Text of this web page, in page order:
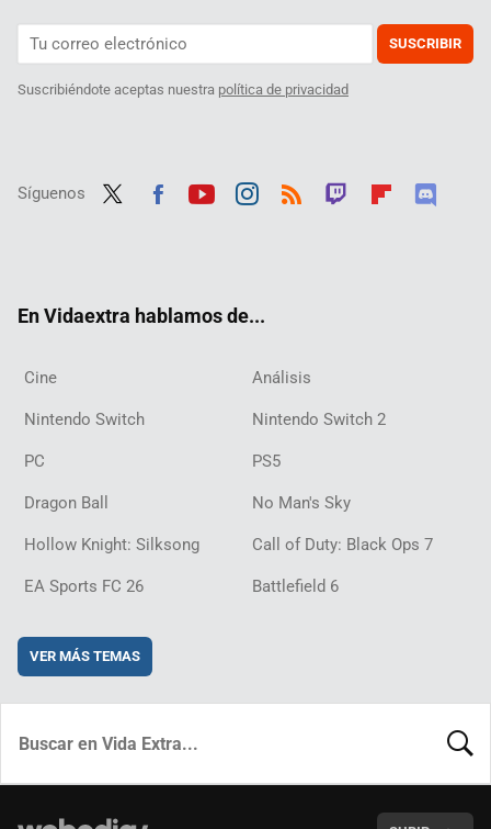
SUSCRIBIR
Suscribiéndote aceptas nuestra política de privacidad
Síguenos
En Vidaextra hablamos de...
Cine Análisis
Nintendo Switch Nintendo Switch 2
PC PS5
Dragon Ball No Man's Sky
Hollow Knight: Silksong Call of Duty: Black Ops 7
EA Sports FC 26 Battlefield 6
VER MÁS TEMAS